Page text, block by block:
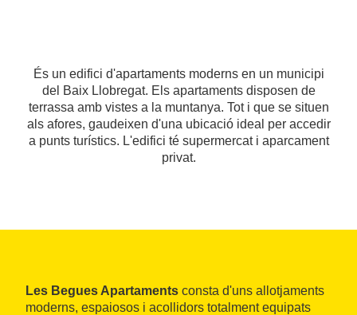
És un edifici d'apartaments moderns en un municipi
del Baix Llobregat. Els apartaments disposen de
terrassa amb vistes a la muntanya. Tot i que se situen
als afores, gaudeixen d'una ubicació ideal per accedir
a punts turístics. L'edifici té supermercat i aparcament
privat.
Les Begues Apartaments consta d'uns allotjaments
moderns, espaiosos i acollidors totalment equipats